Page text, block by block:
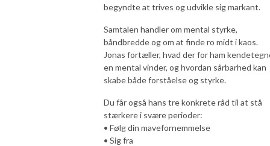
begyndte at trives og udvikle sig markant.
Samtalen handler om mental styrke,
båndbredde og om at finde ro midt i kaos.
Jonas fortæller, hvad der for ham
en mental vinder, og hvordan sårbarhed kan
skabe både forståelse og styrke.
Du får også hans tre konkrete råd til at stå
stærkere i svære perioder:
• Følg din mavefornemmelse
• Sig fra